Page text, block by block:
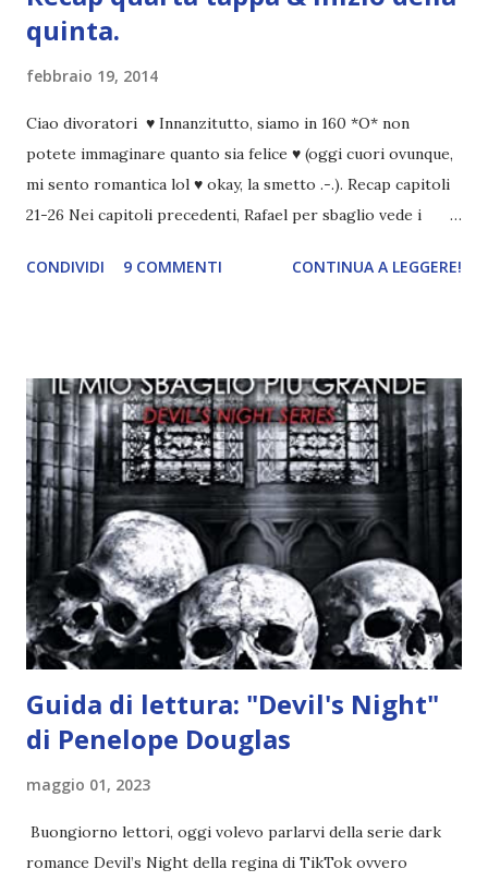
quinta.
febbraio 19, 2014
Ciao divoratori ♥ Innanzitutto, siamo in 160 *O* non
potete immaginare quanto sia felice ♥ (oggi cuori ovunque,
mi sento romantica lol ♥ okay, la smetto .-.). Recap capitoli
21-26 Nei capitoli precedenti, Rafael per sbaglio vede i
incontrano e Hesediel mostra loro come combattere i puri.
angelo puro, Elemiah. Ma, a differenza di cosa pensano,
l'angelo non ha intenzione di fare una strage, piuttosto è lì
per avvertili che Mikael non è più "l'angelo puro" che
credono e che potrebbe aver ucciso altri mezzi angeli, tipo
Rafael. A quelle parole, Haniel seguito da altri ibridi, si reca
nell'appartamento, senza risultati. Infine cercano nella
chiesetta. Lì trovano Rafael alle prese con gli angeli puri,
ma questa volta ...
CONDIVIDI 9 COMMENTI CONTINUA A LEGGERE!
Guida di lettura: "Devil's Night"
di Penelope Douglas
maggio 01, 2023
Buongiorno lettori, oggi volevo parlarvi della serie dark
romance Devil’s Night della regina di TikTok ovvero